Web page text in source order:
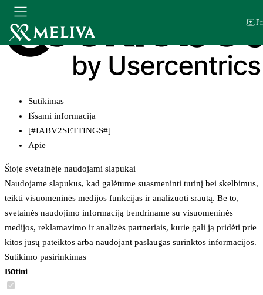
Sutikimas
Išsami informacija
[#IABV2SETTINGS#]
Apie
Šioje svetainėje naudojami slapukai
Naudojame slapukus, kad galėtume suasmeninti turinį bei skelbimus,
teikti visuomeninės medijos funkcijas ir analizuoti srautą. Be to,
svetainės naudojimo informaciją bendriname su visuomeninės
medijos, reklamavimo ir analizės partneriais, kurie gali ją pridėti prie
kitos jūsų pateiktos arba naudojant paslaugas surinktos informacijos.
Sutikimo pasirinkimas
Būtini